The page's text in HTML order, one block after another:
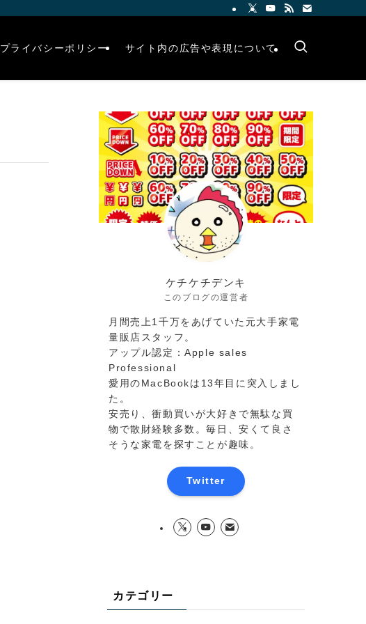
プライバシーポリシー サイト内の広告や表現について
ケチケチデンキ
このブログの運営者
月間売上1千万をあげていた元大手家電
量販店スタッフ。
アップル認定：Apple sales
Professional
愛用のMacBookは13年目に突入しまし
た。
安売り、衝動買いが大好きで無駄な買
物で散財経験多数。毎日、安くて良さ
そうな家電を探すことが趣味。
Twitter
カテゴリー